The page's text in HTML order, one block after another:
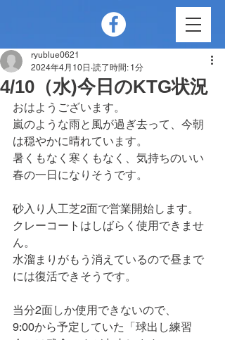
4/10（水)今日のKTG状況
ryublue0621
2024年4月10日 読了時間: 1分
おはようございます。
嵐のような雨と風が過ぎ去って、今朝
は穏やかに晴れています。
暑くもなく寒くもなく、気持ちのいい
春の一日になりそうです。
砂入り人工芝2面で営業開始します。
クレーコートはしばらく使用できませ
ん。
水溜まりがもう消えているので昼まで
には復活できそうです。
当分2面しか使用できないので、
9:00から予定していた「球出し練習